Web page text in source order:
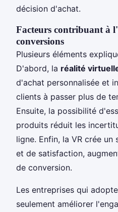
décision d'achat.
Facteurs contribuant à
conversions
Plusieurs éléments
D'abord, la réalité
d'achat personnalisée et
clients à passer plus de
Ensuite, la possibilité
produits réduit les
ligne. Enfin, la VR crée
et de satisfaction,
de conversion.
Les entreprises qui
seulement améliorer